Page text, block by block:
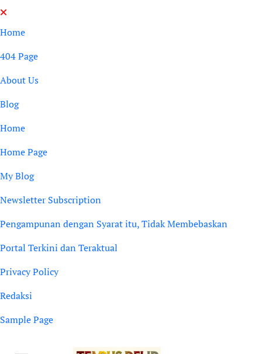
Skip
to
Home
404 Page
About Us
Blog
Home
Home Page
My Blog
Newsletter Subscription
Pengampunan dengan Syarat itu, Tidak Membebaskan
Portal Terkini dan Teraktual
Privacy Policy
Redaksi
Sample Page